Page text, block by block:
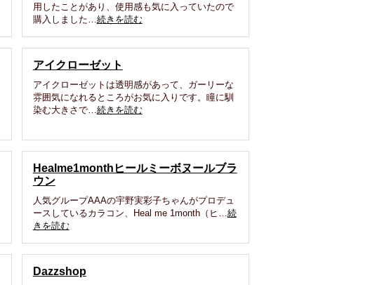
用したことがあり、使用感も気に入っていたので
購入しました…続きを読む
アイクローゼット
アイクローゼットは透明感があって、ガーリーな
雰囲気になれるところがお気に入りです。瞳に馴
染む大きさで…続きを読む
Healme1monthヒールミーボヌールブラ
ウン
人気グループAAAの宇野実彩子ちゃんがプロデュ
ースしているカラコン、Heal me 1month（ヒ…続
きを読む
Dazzshop